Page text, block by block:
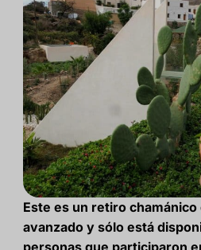
Este es un retiro
avanzado y sólo está
personas que participaron